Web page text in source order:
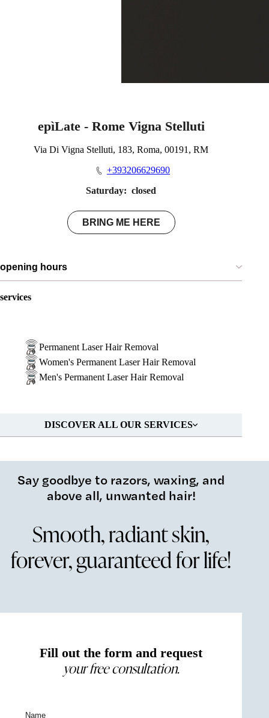
epìLate - Rome Vigna Stelluti
Via Di Vigna Stelluti, 183, Roma, 00191, RM
+393206629690
Saturday: closed
BRING ME HERE
opening hours
services
Permanent Laser Hair Removal
Women's Permanent Laser Hair Removal
Men's Permanent Laser Hair Removal
DISCOVER ALL OUR SERVICES
Say goodbye to razors, waxing, and
above all, unwanted hair!
Smooth, radiant skin,
forever, guaranteed for life!
Fill out the form and request
your free consultation.